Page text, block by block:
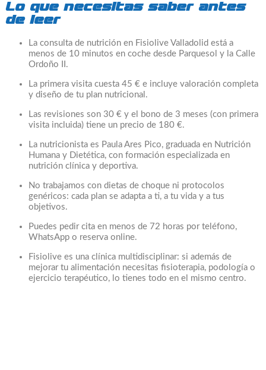
Lo que necesitas saber antes
de leer
La consulta de nutrición en Fisiolive Valladolid está a
menos de 10 minutos en coche desde Parquesol y la Calle
Ordoño II.
La primera visita cuesta 45 € e incluye valoración completa
y diseño de tu plan nutricional.
Las revisiones son 30 € y el bono de 3 meses (con primera
visita incluida) tiene un precio de 180 €.
La nutricionista es Paula Ares Pico, graduada en Nutrición
Humana y Dietética, con formación especializada en
nutrición clínica y deportiva.
No trabajamos con dietas de choque ni protocolos
genéricos: cada plan se adapta a ti, a tu vida y a tus
objetivos.
Puedes pedir cita en menos de 72 horas por teléfono,
WhatsApp o reserva online.
Fisiolive es una clínica multidisciplinar: si además de
mejorar tu alimentación necesitas fisioterapia, podología o
ejercicio terapéutico, lo tienes todo en el mismo centro.